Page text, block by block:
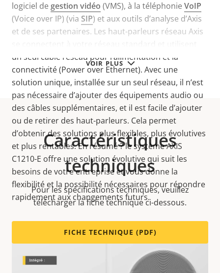
VOIR PLUS
logiciel de gestion vidéo (VMS), à la téléphonie VoIP
(Voice over IP) (via SIP) et aux outils d’analyse d’Axis
et de ses partenaires. Les haut-parleurs réseau Axis
un seul câble réseau pour l’alimentation et la
connectivité (Power over Ethernet). Avec une
solution unique, installée sur un seul réseau, il n’est
pas nécessaire d’ajouter des équipements audio ou
des câbles supplémentaires, et il est facile d’ajouter
ou de retirer des haut-parleurs. Cela permet
d’obtenir des solutions plus flexibles, plus évolutives
et plus rentables. En résumé ? le système AXIS
C1210-E offre une solution évolutive qui suit les
besoins de votre entreprise et vous donne la
flexibilité et la possibilité nécessaires pour répondre
rapidement aux changements futurs.
Caractéristiques
techniques
Pour les spécifications techniques, veuillez
télécharger la fiche technique ci-dessous.
FICHE TECHNIQUE (PDF)